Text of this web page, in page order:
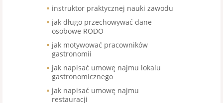
instruktor praktycznej nauki zawodu
jak długo przechowywać dane
osobowe RODO
jak motywować pracowników
gastronomii
jak napisać umowę najmu lokalu
gastronomicznego
jak napisać umowę najmu
restauracji